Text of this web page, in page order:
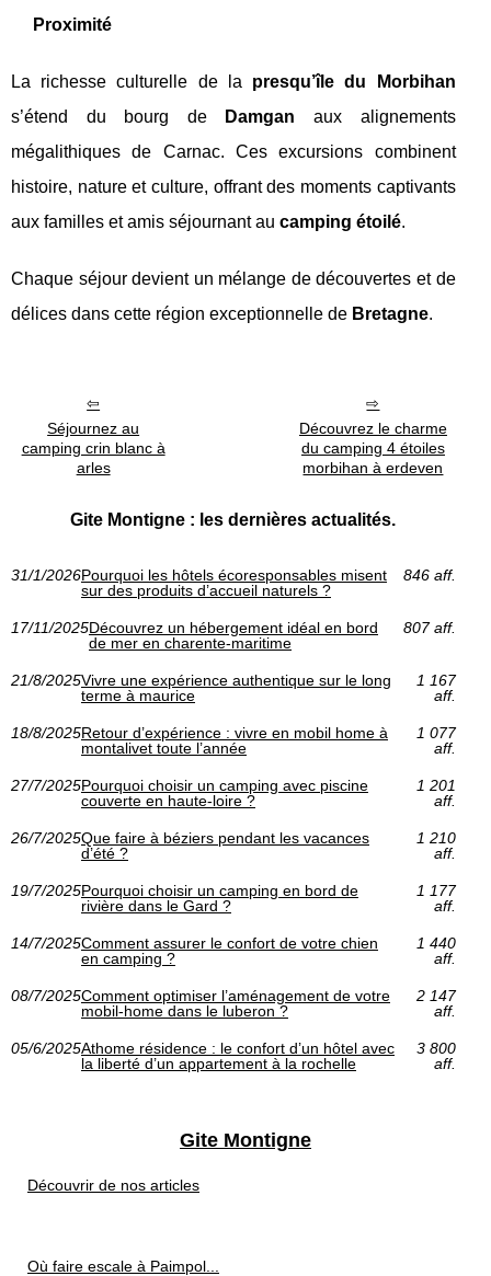
Proximité
La richesse culturelle de la presqu’île du Morbihan
s’étend du bourg de
Damgan aux alignements
mégalithiques de Carnac. Ces excursions combinent
histoire, nature et culture, offrant des moments captivants
aux familles et amis séjournant au camping étoilé.
Chaque séjour devient un mélange de découvertes et de
délices dans cette région exceptionnelle de Bretagne.
Séjournez au
camping crin blanc à
arles
Découvrez le charme
du camping 4 étoiles
morbihan à erdeven
Gite Montigne : les dernières actualités.
31/1/2026Pourquoi les hôtels écoresponsables misent
sur des produits d’accueil naturels ?
846 aff.
17/11/2025Découvrez un hébergement idéal en bord
de mer en charente-maritime
807 aff.
21/8/2025Vivre une expérience authentique sur le long
terme à maurice
1 167
aff.
18/8/2025Retour d’expérience : vivre en mobil home à
montalivet toute l’année
1 077
aff.
27/7/2025Pourquoi choisir un camping avec piscine
couverte en haute-loire ?
1 201
aff.
26/7/2025Que faire à béziers pendant les vacances
d’été ?
1 210
aff.
19/7/2025Pourquoi choisir un camping en bord de
rivière dans le Gard ?
1 177
aff.
14/7/2025Comment assurer le confort de votre chien
en camping ?
1 440
aff.
08/7/2025Comment optimiser l’aménagement de votre
mobil-home dans le luberon ?
2 147
aff.
05/6/2025Athome résidence : le confort d’un hôtel avec
la liberté d’un appartement à la rochelle
3 800
aff.
Gite Montigne
Découvrir de nos articles
Où faire escale à Paimpol...